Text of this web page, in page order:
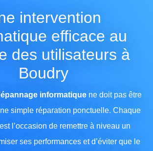
intervention
efficace au
des utilisateurs à
Boudry
informatiquene doit pas être
simple réparation ponctuelle. Chaque
l’occasion de remettre à niveau un
ses performances et d’éviter que le